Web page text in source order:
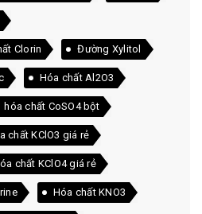
Clorin Đường Xylitol
Hóa chất Al2O3
hóa chất CoSO4 bột
chất KClO3 giá rẻ
chất KClO4 giá rẻ
Hóa chất KNO3